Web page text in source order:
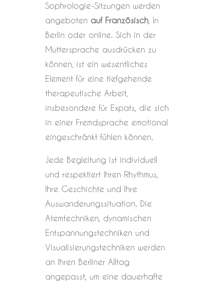
Sophrologie-Sitzungen werden
angeboten auf Französisch, In
Berlin oder online. Sich in der
Muttersprache ausdrücken zu
können, ist ein wesentliches
Element für eine tiefgehende
therapeutische Arbeit,
insbesondere für Expats, die sich
in einer Fremdsprache emotional
eingeschränkt fühlen können.
Jede Begleitung ist individuell
und respektiert Ihren Rhythmus,
Ihre Geschichte und Ihre
Auswanderungssituation. Die
Atemtechniken, dynamischen
Entspannungstechniken und
Visualisierungstechniken werden
an Ihren Berliner Alltag
angepasst, um eine dauerhafte